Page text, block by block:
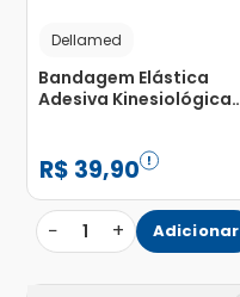
Dellamed
Bandagem Elástica
Adesiva Kinesiológica
R$ 39,90
− 1 + Adicionar